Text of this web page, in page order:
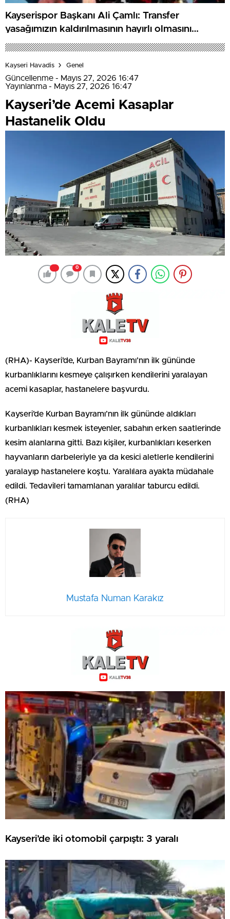
Kayserispor Başkanı Ali Çamlı: Transfer
yasağımızın kaldırılmasının hayırlı olmasını
diliyorum
Kayseri Havadis Genel
Güncellenme - Mayıs 27, 2026 16:47
Yayınlanma - Mayıs 27, 2026 16:47
Kayseri’de Acemi Kasaplar
Hastanelik Oldu
0
(RHA)- Kayseri’de, Kurban Bayramı’nın ilk gününde
kurbanlıklarını kesmeye çalışırken kendilerini yaralayan
acemi kasaplar, hastanelere başvurdu.
Kayseri’de Kurban Bayramı’nın ilk gününde aldıkları
kurbanlıkları kesmek isteyenler, sabahın erken saatlerinde
kesim alanlarına gitti. Bazı kişiler, kurbanlıkları keserken
hayvanların darbeleriyle ya da kesici aletlerle kendilerini
yaralayıp hastanelere koştu. Yaralılara ayakta müdahale
edildi. Tedavileri tamamlanan yaralılar taburcu edildi.
(RHA)
Mustafa Numan Karakız
Kayseri’de iki otomobil çarpıştı: 3 yaralı